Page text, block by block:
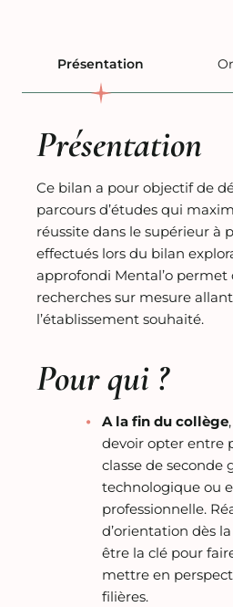
Présentation
Présentation
Ce bilan a pour objectif de
parcours d’études qui
réussite dans le supérieur à
effectués lors du bilan
approfondi Mental’o permet
recherches sur mesure allant
l’établissement souhaité.
Pour qui ?
A la fin du collège
devoir opter entre
classe de seconde
technologique ou
professionnelle.
d’orientation dès
être la clé pour
mettre en
filières.